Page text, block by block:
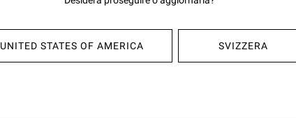
UNITED STATES OF AMERICA SVIZZERA